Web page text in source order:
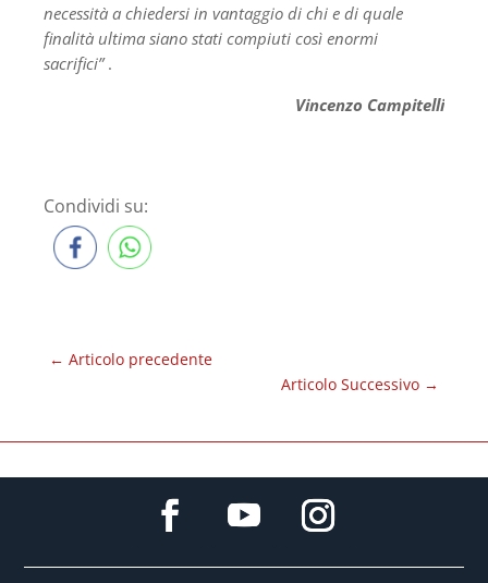
necessità a chiedersi in vantaggio di chi e di quale
finalità ultima siano stati compiuti così enormi
sacrifici”.
Vincenzo Campitelli
Condividi su:
← Articolo precedente
Articolo Successivo →